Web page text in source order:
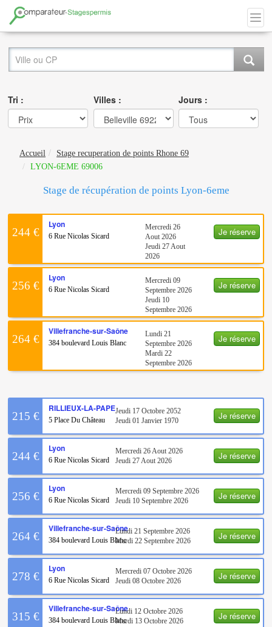
Tri : Villes : Jours :
Accueil
Stage recuperation de points Rhone 69
LYON-6EME 69006
Stage de récupération de points Lyon-6eme
Je réserve
244 €
Lyon
6 Rue Nicolas Sicard
Mercredi 26
Aout 2026
Jeudi 27 Aout
2026
Je réserve
256 €
Lyon
6 Rue Nicolas Sicard
Mercredi 09
Septembre 2026
Jeudi 10
Septembre 2026
Je réserve
264 €
Villefranche-sur-Saône
384 boulevard Louis Blanc
Lundi 21
Septembre 2026
Mardi 22
Septembre 2026
Je réserve
215 €
RILLIEUX-LA-PAPE
5 Place Du Château
Jeudi 17 Octobre 2052
Jeudi 01 Janvier 1970
Je réserve
244 €
Lyon
6 Rue Nicolas Sicard
Mercredi 26 Aout 2026
Jeudi 27 Aout 2026
Je réserve
256 €
Lyon
6 Rue Nicolas Sicard
Mercredi 09 Septembre 2026
Jeudi 10 Septembre 2026
Je réserve
264 €
Villefranche-sur-Saône
384 boulevard Louis Blanc
Lundi 21 Septembre 2026
Mardi 22 Septembre 2026
Je réserve
278 €
Lyon
6 Rue Nicolas Sicard
Mercredi 07 Octobre 2026
Jeudi 08 Octobre 2026
Je réserve
315 €
Villefranche-sur-Saône
384 boulevard Louis Blanc
Lundi 12 Octobre 2026
Mardi 13 Octobre 2026